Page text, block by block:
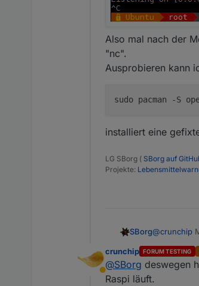
Also mal nach der
"nc".
Ausprobieren kann
installiert eine
LG SBorg ( SBorg auf
Projekte:
SBorg@crunchip
Abwesend
crunchip FORUM TESTING
@SBorg deswegen
Raspi läuft.